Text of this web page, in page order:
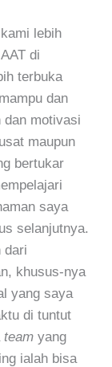
lebih
di
terbuka
dan
dan motivasi
maupun
bertukar
saya
selanjutnya.
dari
khusus-nya
yang saya
di tuntut
team yang
ialah bisa